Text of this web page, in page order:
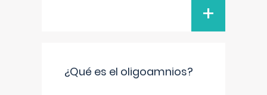
+
¿Qué es el oligoamnios?